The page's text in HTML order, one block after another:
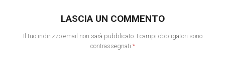
LASCIA UN COMMENTO
Il tuo indirizzo email non sarà pubblicato. I campi obbligatori sono
contrassegnati *